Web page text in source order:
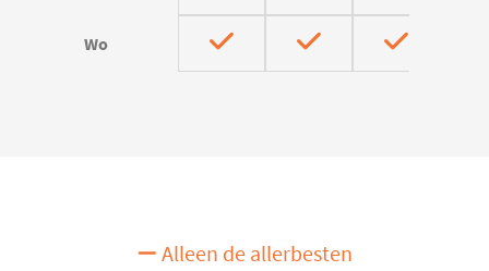
Wo
Alleen de allerbesten